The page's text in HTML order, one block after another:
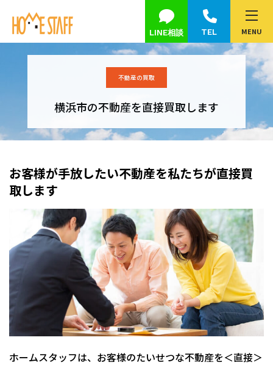
LINE相談 TEL MENU
不動産の買取
横浜市の不動産を直接買取します
お客様が手放したい不動産を私たちが直接買
取します
ホームスタッフは、お客様のたいせつな不動産を＜直接＞